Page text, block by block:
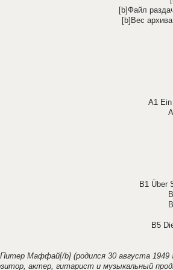
[b]Файл
[b]Вес
A1
B1 Über
B5
Маффай[/b] (родился 30 августа 1949
актер, гитарист и музыкальный